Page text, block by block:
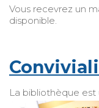
Vous recevrez un
disponible.
La bibliothèque est